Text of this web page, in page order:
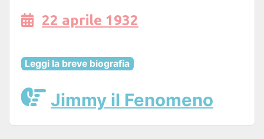
22 aprile 1932
Leggi la breve biografia
Jimmy il Fenomeno